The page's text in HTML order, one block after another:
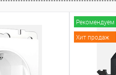
Рекомендуем
Хит продаж